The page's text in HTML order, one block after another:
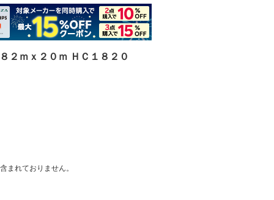
２ｍｘ２０ｍ ＨＣ１８２０
まれておりません。